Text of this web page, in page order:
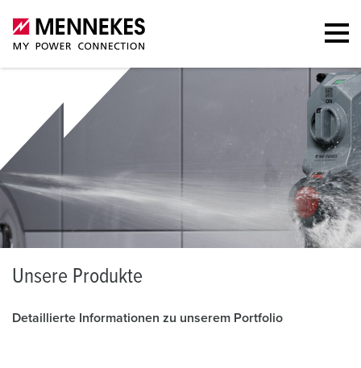
Unsere Produkte
Detaillierte Informationen zu unserem Portfolio